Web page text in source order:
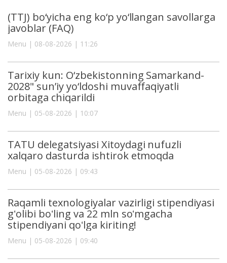
(TTJ) bo‘yicha eng ko‘p yo‘llangan savollarga
javoblar (FAQ)
Menu | 08-08-2026 | 11:26
Tarixiy kun: O‘zbekistonning Samarkand-
2028" sun’iy yo‘ldoshi muvaffaqiyatli
orbitaga chiqarildi
Menu | 05-08-2026 | 10:07
TATU delegatsiyasi Xitoydagi nufuzli
xalqaro dasturda ishtirok etmoqda
Menu | 05-08-2026 | 09:43
Raqamli texnologiyalar vazirligi stipendiyasi
gʻolibi boʻling va 22 mln soʻmgacha
stipendiyani qoʻlga kiriting!
Menu | 05-08-2026 | 09:40